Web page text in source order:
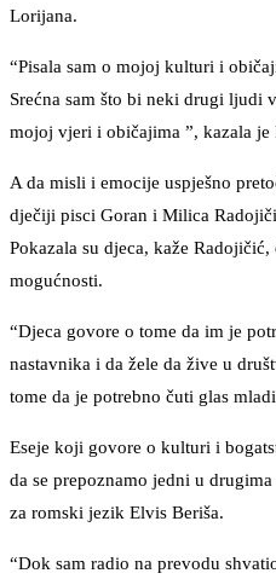
Lorijana.
“Pisala sam o mojoj kulturi i
Srećna sam što bi neki drugi ljudi
mojoj vjeri i običajima ”, kazala je
A da misli i emocije uspješno
dječiji pisci Goran i Milica
Pokazala su djeca, kaže
mogućnosti.
“Djeca govore o tome da im je
nastavnika i da žele da žive u
tome da je potrebno čuti glas
Eseje koji govore o kulturi i
da se prepoznamo jedni u
za romski jezik Elvis Beriša.
“Dok sam radio na prevodu